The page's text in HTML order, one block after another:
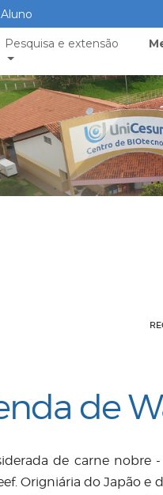
Aluno
Pesquisa e extensão
de
de carne
Origniária do Japão e